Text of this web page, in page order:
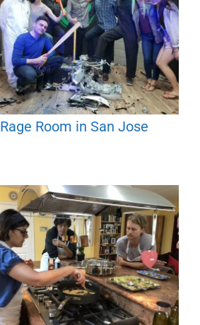
Rage Room in San Jose